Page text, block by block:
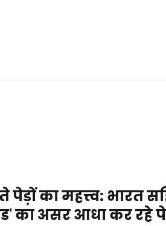
का महत्त्व: भारत
का असर आधा कर रहे